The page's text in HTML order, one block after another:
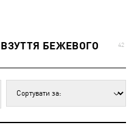
БЕЖЕВОГО
42